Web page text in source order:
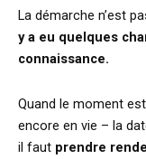
La démarche n’est
y a eu quelques
connaissance.
Quand le moment
encore en vie – la
il faut prendre